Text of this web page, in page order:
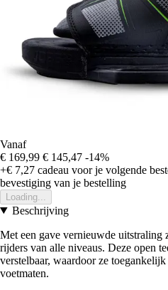
Vanaf
€ 169,99 € 145,47 -14%
+€ 7,27 cadeau voor je volgende
bevestiging van je bestelling
Loading...
Beschrijving
Met een gave vernieuwde
rijders van alle niveaus. Deze open
verstelbaar, waardoor ze
voetmaten.